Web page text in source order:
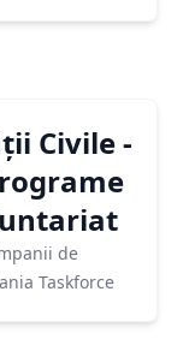
de
Taskforce
Civile -